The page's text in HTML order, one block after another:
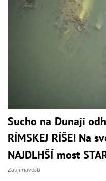
Sucho na Dunaji
RÍMSKEJ RÍŠE! Na
NAJDLHŠÍ most
Zaujímavosti